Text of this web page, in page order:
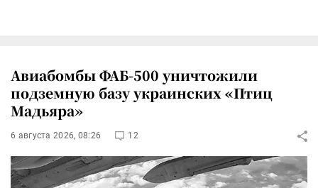
Авиабомбы ФАБ-500 уничтожили
подземную базу украинских «Птиц
Мадьяра»
6 августа 2026, 08:26 12